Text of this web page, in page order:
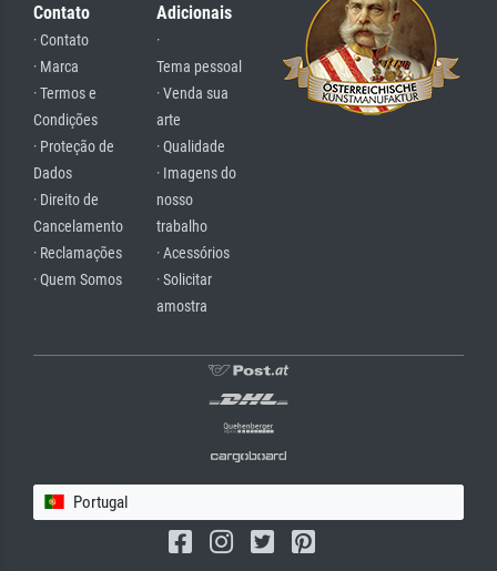
Contato
· Contato
· Marca
· Termos e
Condições
· Proteção de
Dados
· Direito de
Cancelamento
· Reclamações
· Quem Somos
Adicionais
·
Tema pessoal
· Venda sua
arte
· Qualidade
· Imagens do
nosso
trabalho
· Acessórios
· Solicitar
amostra
Portugal